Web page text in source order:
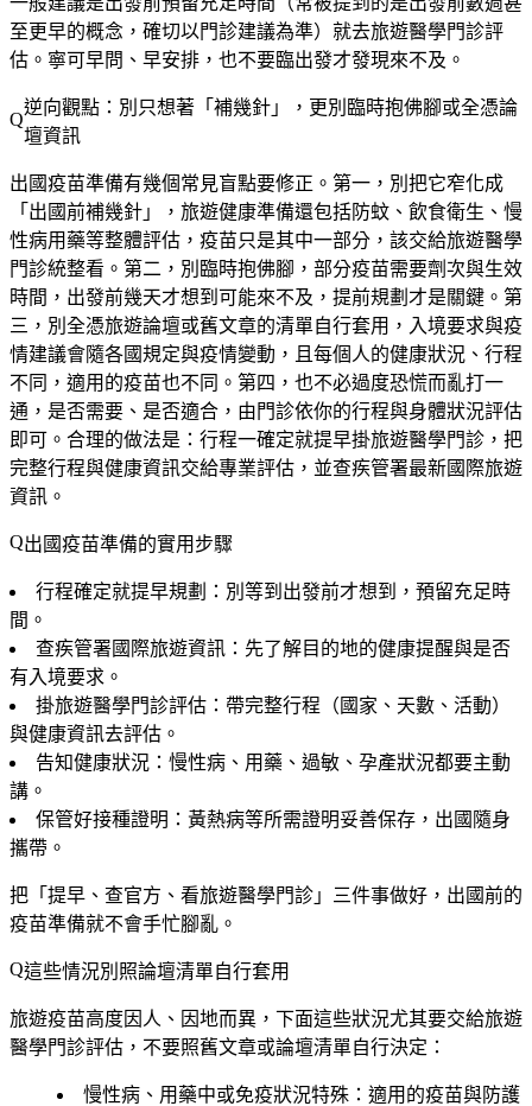
至更早的概念，確切以門診建議為準）就去旅遊醫學門診評
估。寧可早問、早安排，也不要臨出發才發現來不及。
逆向觀點：別只想著「補幾針」，更別臨時抱佛腳或全憑論
壇資訊
出國疫苗準備有幾個常見盲點要修正。第一， 別把它窄化成
「出國前補幾針」
，旅遊健康準備還包括防蚊、飲食衛生、慢
性病用藥等整體評估，疫苗只是其中一部分，該交給旅遊醫學
門診統整看。第二， 別臨時抱佛腳 ，部分疫苗需要劑次與生效
時間，出發前幾天才想到可能來不及，提前規劃才是關鍵。第
三， 別全憑旅遊論壇或舊文章的清單自行套用 ，入境要求與疫
情建議會隨各國規定與疫情變動，且每個人的健康狀況、行程
不同，適用的疫苗也不同。第四， 也不必過度恐慌而亂打一
通 ，是否需要、是否適合，由門診依你的行程與身體狀況評估
即可。合理的做法是：行程一確定就提早掛旅遊醫學門診，把
完整行程與健康資訊交給專業評估，並查疾管署最新國際旅遊
資訊。
出國疫苗準備的實用步驟
行程確定就提早規劃 ：別等到出發前才想到，預留充足時
間。
查疾管署國際旅遊資訊 ：先了解目的地的健康提醒與是否
有入境要求。
掛旅遊醫學門診評估 ：帶完整行程（國家、天數、活動）
與健康資訊去評估。
告知健康狀況 ：慢性病、用藥、過敏、孕產狀況都要主動
講。
保管好接種證明 ：黃熱病等所需證明妥善保存，出國隨身
攜帶。
把「提早、查官方、看旅遊醫學門診」三件事做好，出國前的
疫苗準備就不會手忙腳亂。
這些情況別照論壇清單自行套用
旅遊疫苗高度因人、因地而異，下面這些狀況尤其要交給旅遊
醫學門診評估，不要照舊文章或論壇清單自行決定：
慢性病、用藥中或免疫狀況特殊 ：適用的疫苗與防護